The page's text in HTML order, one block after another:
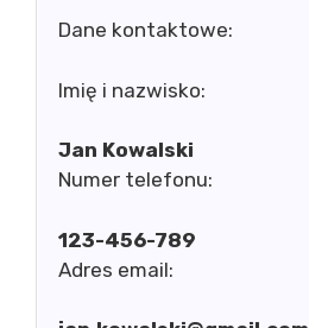
Dane kontaktowe:
Imię i nazwisko:
Jan Kowalski
Numer telefonu:
123-456-789
Adres email: